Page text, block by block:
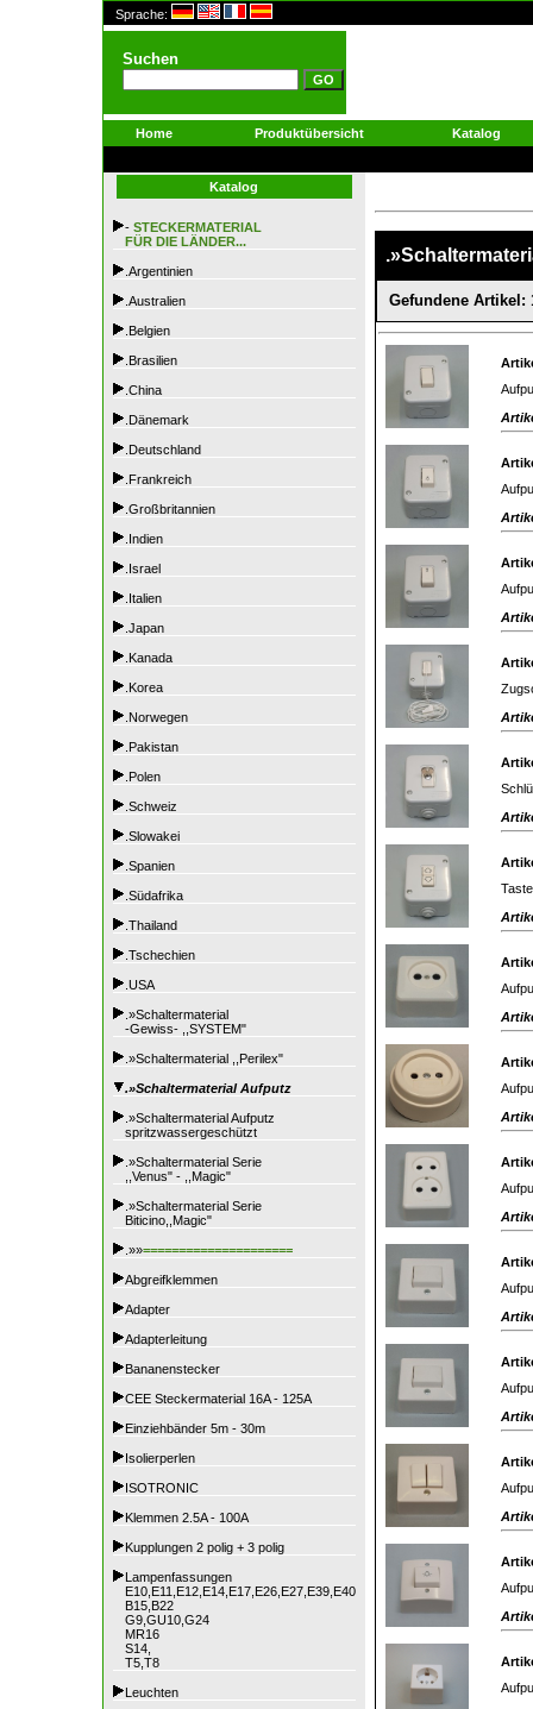
Sprache:
Suchen
Home Produktübersicht Katalog
Katalog
- STECKERMATERIAL
FÜR DIE LÄNDER...
.Argentinien
.Australien
.Belgien
.Brasilien
.China
.Dänemark
.Deutschland
.Frankreich
.Großbritannien
.Indien
.Israel
.Italien
.Japan
.Kanada
.Korea
.Norwegen
.Pakistan
.Polen
.Schweiz
.Slowakei
.Spanien
.Südafrika
.Thailand
.Tschechien
.USA
.»Schaltermaterial
-Gewiss- ,,SYSTEM"
.»Schaltermaterial ,,Perilex"
.»Schaltermaterial Aufputz
.»Schaltermaterial Aufputz
spritzwassergeschützt
.»Schaltermaterial Serie
,,Venus" - ,,Magic"
.»Schaltermaterial Serie
Biticino,,Magic"
.»»=====================
Abgreifklemmen
Adapter
Adapterleitung
Bananenstecker
CEE Steckermaterial 16A - 125A
Einziehbänder 5m - 30m
Isolierperlen
ISOTRONIC
Klemmen 2.5A - 100A
Kupplungen 2 polig + 3 polig
Lampenfassungen
E10,E11,E12,E14,E17,E26,E27,E39,E40
B15,B22
G9,GU10,G24
MR16
S14,
T5,T8
Leuchten
Gefundene Artikel: